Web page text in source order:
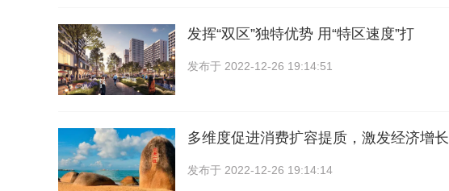
发挥“双区”独特优势 用“特区速度”打
发布于 2022-12-26 19:14:51
多维度促进消费扩容提质，激发经济增长
发布于 2022-12-26 19:14:14